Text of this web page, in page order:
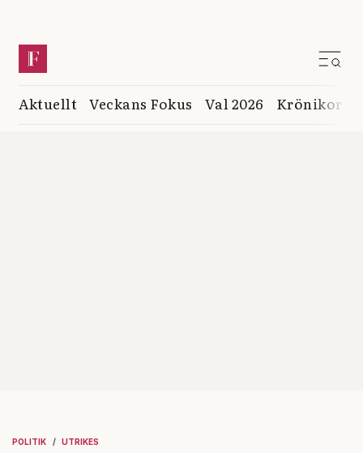
Aktuellt Veckans Fokus Val 2026 Krönikor
POLITIK UTRIKES